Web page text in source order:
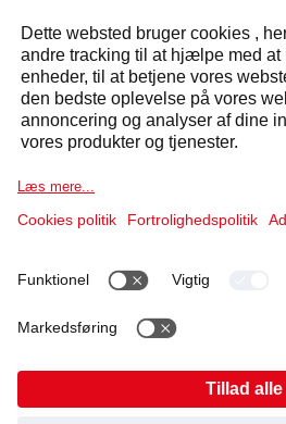
Svar inden for 24 timer
Selecta Group
Service og løsninger
Cookie-meddelelseJuridiske oplysninger
Code of Conduct og